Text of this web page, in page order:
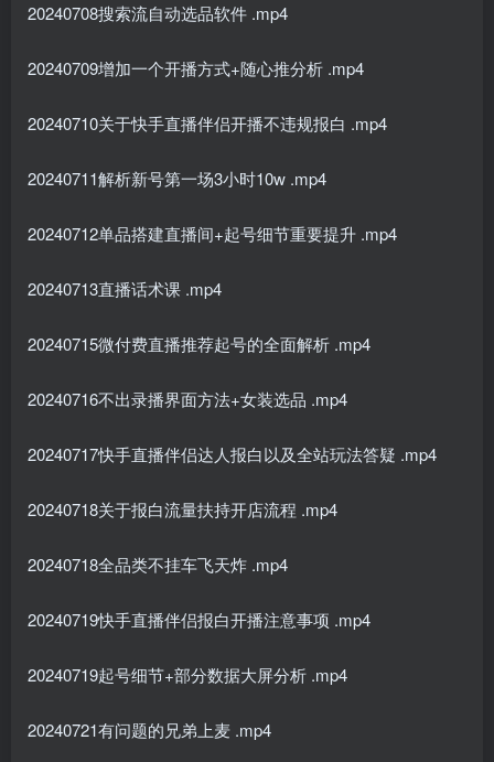
20240708搜索流自动选品软件 .mp4
20240709增加一个开播方式+随心推分析 .mp4
20240710关于快手直播伴侣开播不违规报白 .mp4
20240711解析新号第一场3小时10w .mp4
20240712单品搭建直播间+起号细节重要提升 .mp4
20240713直播话术课 .mp4
20240715微付费直播推荐起号的全面解析 .mp4
20240716不出录播界面方法+女装选品 .mp4
20240717快手直播伴侣达人报白以及全站玩法答疑 .mp4
20240718关于报白流量扶持开店流程 .mp4
20240718全品类不挂车飞天炸 .mp4
20240719快手直播伴侣报白开播注意事项 .mp4
20240719起号细节+部分数据大屏分析 .mp4
20240721有问题的兄弟上麦 .mp4